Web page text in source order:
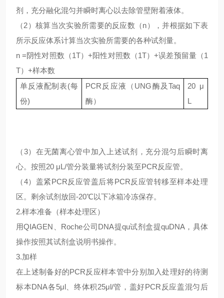
剂，充分融化混匀并瞬时离心以去除管壁附着液体。
（2）核算当次实验所需要的反应数（n），并根据如下表
所示反应体系计算当次实验所需要的各种试剂量。
n =阴性对照数（1T）+阳性对照数（1T）+误差预留量（1
T）+样本数
单反液配制表(每
份)
PCR反应液（UNG酶及Taq
酶）
20 μ
L
（3）在无菌离心管中加入上述试剂，充分混匀后瞬时离
心。按照20 μL/管分装量将试剂分装至PCR反应管。
（4）盖紧PCR反应管盖后将PCR反应管转移至样本处理
区。剩余试剂放回-20℃以下冰箱冷冻保存。
2.样本准备（样本处理区）
用QIAGEN、Roche公司DNA提qu试剂盒提quDNA，具体
操作按照其试剂盒说明书操作。
3.加样
在上述制备好的PCR反应样本管中分别加入处理好的待测
标本DNA各5μl、终体积25μl/管，盖好PCR反应盖混匀后